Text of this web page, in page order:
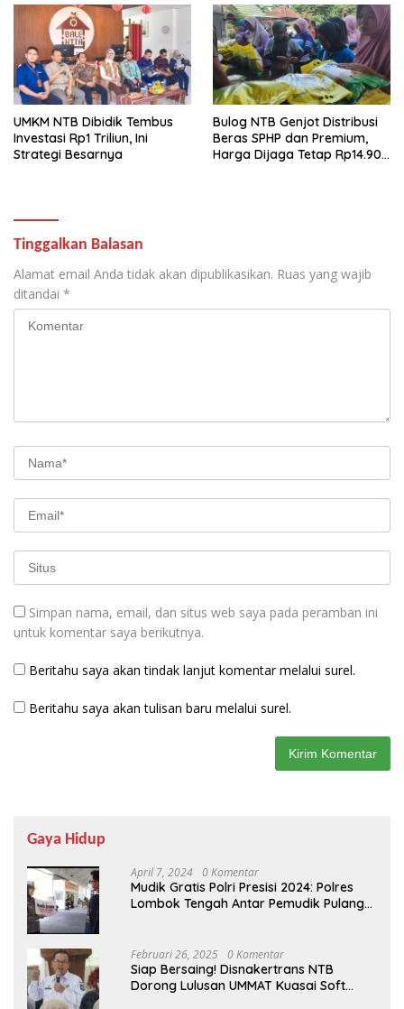
UMKM NTB Dibidik Tembus
Investasi Rp1 Triliun, Ini
Strategi Besarnya
Bulog NTB Genjot Distribusi
Beras SPHP dan Premium,
Harga Dijaga Tetap Rp14.900
Tinggalkan Balasan
Alamat email Anda tidak akan dipublikasikan. Ruas yang wajib
ditandai *
Simpan nama, email, dan situs web saya pada peramban ini
untuk komentar saya berikutnya.
Beritahu saya akan tindak lanjut komentar melalui surel.
Beritahu saya akan tulisan baru melalui surel.
Gaya Hidup
April 7, 2024 0 Komentar
Mudik Gratis Polri Presisi 2024: Polres
Lombok Tengah Antar Pemudik Pulang
Februari 26, 2025 0 Komentar
Siap Bersaing! Disnakertrans NTB
Dorong Lulusan UMMAT Kuasai Soft